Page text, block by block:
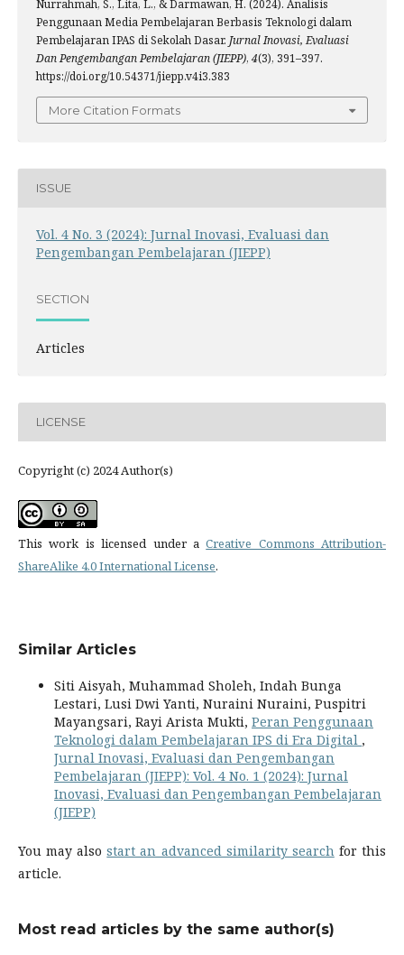
Nurrahmah, S., Lita, L., & Darmawan, H. (2024). Analisis
Penggunaan Media Pembelajaran Berbasis Teknologi dalam
Pembelajaran IPAS di Sekolah Dasar. Jurnal Inovasi, Evaluasi
Dan Pengembangan Pembelajaran (JIEPP), 4(3), 391–397.
https://doi.org/10.54371/jiepp.v4i3.383
More Citation Formats
ISSUE
Vol. 4 No. 3 (2024): Jurnal Inovasi, Evaluasi dan
Pengembangan Pembelajaran (JIEPP)
SECTION
Articles
LICENSE
Copyright (c) 2024 Author(s)
This work is licensed under aCreative Commons Attribution-
ShareAlike 4.0 International License.
Similar Articles
Siti Aisyah, Muhammad Sholeh, Indah Bunga
Lestari, Lusi Dwi Yanti, Nuraini Nuraini, Puspitri
Mayangsari, Rayi Arista Mukti, Peran Penggunaan
Teknologi dalam Pembelajaran IPS di Era Digital ,
Jurnal Inovasi, Evaluasi dan Pengembangan
Pembelajaran (JIEPP): Vol. 4 No. 1 (2024): Jurnal
Inovasi, Evaluasi dan Pengembangan Pembelajaran
(JIEPP)
You may alsostart an advanced similarity search for this
article.
Most read articles by the same author(s)